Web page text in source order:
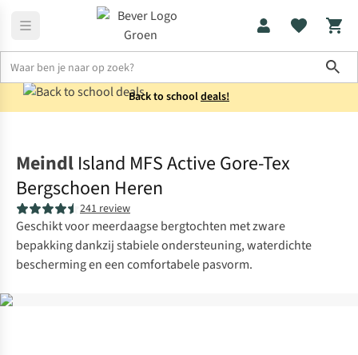
Back to schooldeals!
Meindl Island MFS Active Gore-Tex
Bergschoen Heren
241 review
Geschikt voor meerdaagse bergtochten met zware
bepakking dankzij stabiele ondersteuning, waterdichte
bescherming en een comfortabele pasvorm.